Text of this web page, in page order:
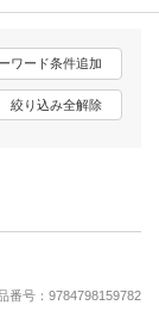
ジック
ガイド
ワード条件追加
絞り込み全解除
番号：9784798159782